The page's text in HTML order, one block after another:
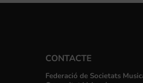
CONTACTE
Federació de Societats